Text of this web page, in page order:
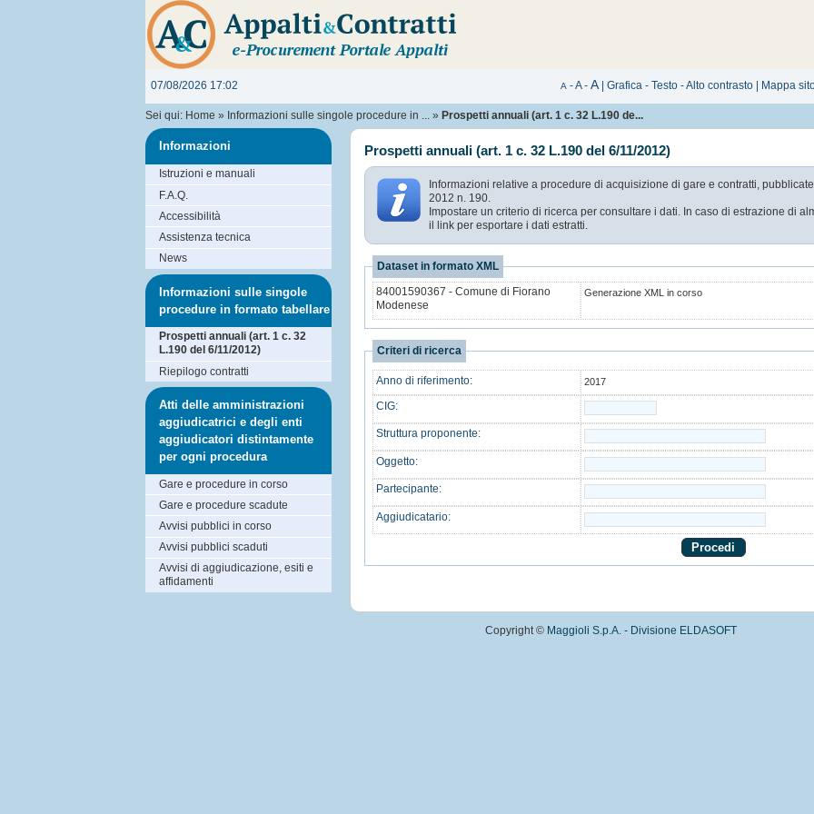
07/08/2026 17:02 A -A - A Grafica - Testo -Alto contrasto Mappa
Sei qui: Home » Informazioni sulle singole procedure in ... » Prospetti annuali (art. 1 c. 32 L.190 de...
Prospetti annuali (art. 1 c. 32 L.190 del 6/11/2012)
Informazioni relative a procedure di acquisizione di gare e contratti,
2012 n. 190.
Impostare un criterio di ricerca per consultare i dati. In caso di estrazione di
il link per esportare i dati estratti.
Dataset in formato XML
84001590367 - Comune di Fiorano
Modenese
Generazione XML in corso
Criteri di ricerca
Anno di riferimento: 2017
CIG:
Struttura proponente:
Oggetto:
Partecipante:
Aggiudicatario:
Informazioni
Istruzioni e manuali
F.A.Q.
Accessibilità
Assistenza tecnica
News
Informazioni sulle singole
procedure in formato tabellare
Prospetti annuali (art. 1 c. 32
L.190 del 6/11/2012)
Riepilogo contratti
Atti delle amministrazioni
aggiudicatrici e degli enti
aggiudicatori distintamente
per ogni procedura
Gare e procedure in corso
Gare e procedure scadute
Avvisi pubblici in corso
Avvisi pubblici scaduti
Avvisi di aggiudicazione, esiti e
affidamenti
Copyright © Maggioli S.p.A. - Divisione ELDASOFT